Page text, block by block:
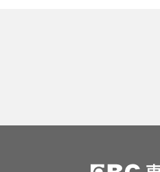
侵犯！法院判2年4
愛玩車／越野神獸